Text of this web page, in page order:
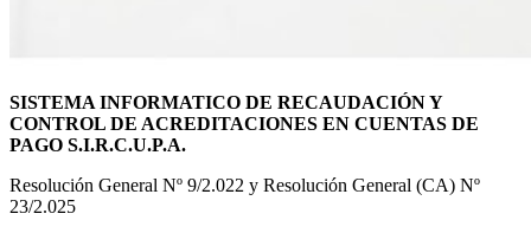
SISTEMA INFORMATICO DE RECAUDACIÓN Y
CONTROL DE ACREDITACIONES EN CUENTAS DE
PAGO S.I.R.C.U.P.A.
Resolución General Nº 9/2.022 y Resolución General (CA) Nº
23/2.025